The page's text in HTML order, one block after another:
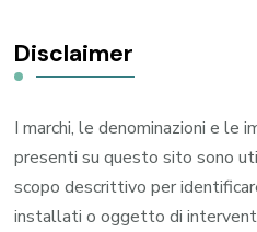
Disclaimer
I marchi, le denominazioni e le
presenti su questo sito sono
scopo descrittivo per
installati o oggetto di